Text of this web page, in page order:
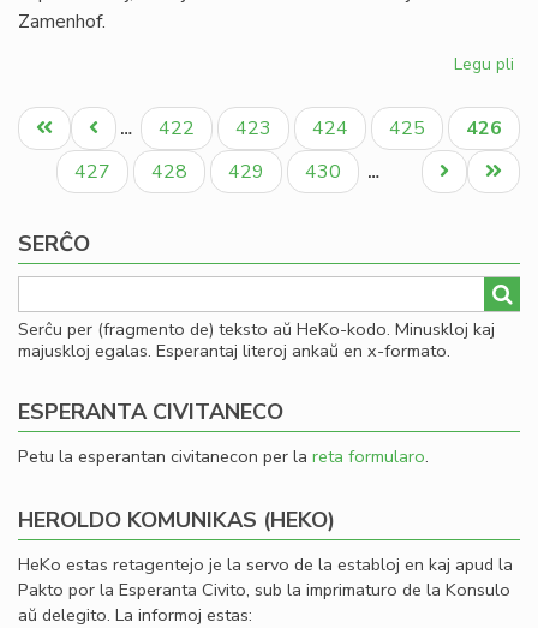
Zamenhof.
Legu pli
Pagination
Unua
paĝo
Antaŭa
paĝo
… Paĝo
422 Paĝo
423 Paĝo
424 Paĝo
425
Aktuala
paĝo
426
Paĝo
427 Paĝo
428 Paĝo
429 Paĝo
430 …
Last
page
Next
page
SERĈO
Serĉu per (fragmento de) teksto aŭ HeKo-kodo. Minuskloj kaj
majuskloj egalas. Esperantaj literoj ankaŭ en x-formato.
ESPERANTA CIVITANECO
Petu la esperantan civitanecon per la reta formularo.
HEROLDO KOMUNIKAS (HEKO)
HeKo estas retagentejo je la servo de la establoj en kaj apud la
Pakto por la Esperanta Civito, sub la imprimaturo de la Konsulo
aŭ delegito. La informoj estas: